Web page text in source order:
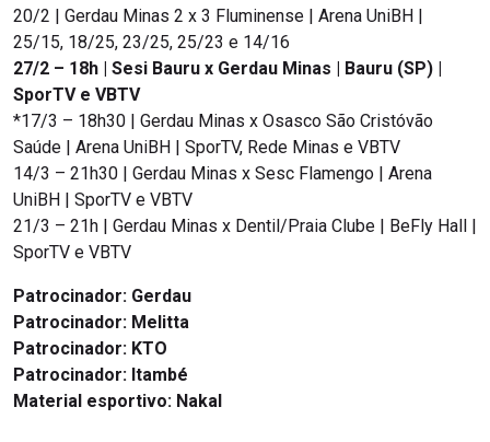
20/2 | Gerdau Minas 2 x 3 Fluminense | Arena UniBH |
25/15, 18/25, 23/25, 25/23 e 14/16
27/2 – 18h | Sesi Bauru x Gerdau Minas | Bauru (SP) |
SporTV e VBTV
*17/3 – 18h30 | Gerdau Minas x Osasco São Cristóvão
Saúde | Arena UniBH | SporTV, Rede Minas e VBTV
14/3 – 21h30 | Gerdau Minas x Sesc Flamengo | Arena
UniBH | SporTV e VBTV
21/3 – 21h | Gerdau Minas x Dentil/Praia Clube | BeFly Hall |
SporTV e VBTV
Patrocinador: Gerdau
Patrocinador: Melitta
Patrocinador: KTO
Patrocinador: Itambé
Material esportivo: Nakal